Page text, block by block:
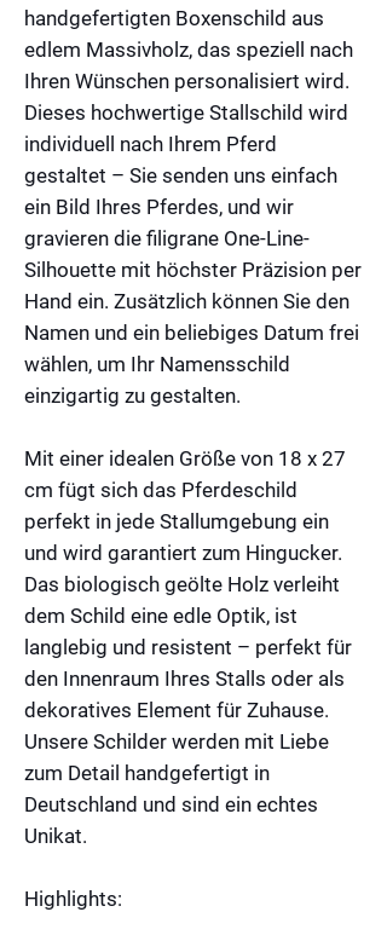
handgefertigten Boxenschild aus
edlem Massivholz, das speziell nach
Ihren Wünschen personalisiert wird.
Dieses hochwertige Stallschild wird
individuell nach Ihrem Pferd
gestaltet – Sie senden uns einfach
ein Bild Ihres Pferdes, und wir
gravieren die filigrane One-Line-
Silhouette mit höchster Präzision per
Hand ein. Zusätzlich können Sie den
Namen und ein beliebiges Datum frei
wählen, um Ihr Namensschild
einzigartig zu gestalten.
Mit einer idealen Größe von 18 x 27
cm fügt sich das Pferdeschild
perfekt in jede Stallumgebung ein
und wird garantiert zum Hingucker.
Das biologisch geölte Holz verleiht
dem Schild eine edle Optik, ist
langlebig und resistent – perfekt für
den Innenraum Ihres Stalls oder als
dekoratives Element für Zuhause.
Unsere Schilder werden mit Liebe
zum Detail handgefertigt in
Deutschland und sind ein echtes
Unikat.
Highlights: